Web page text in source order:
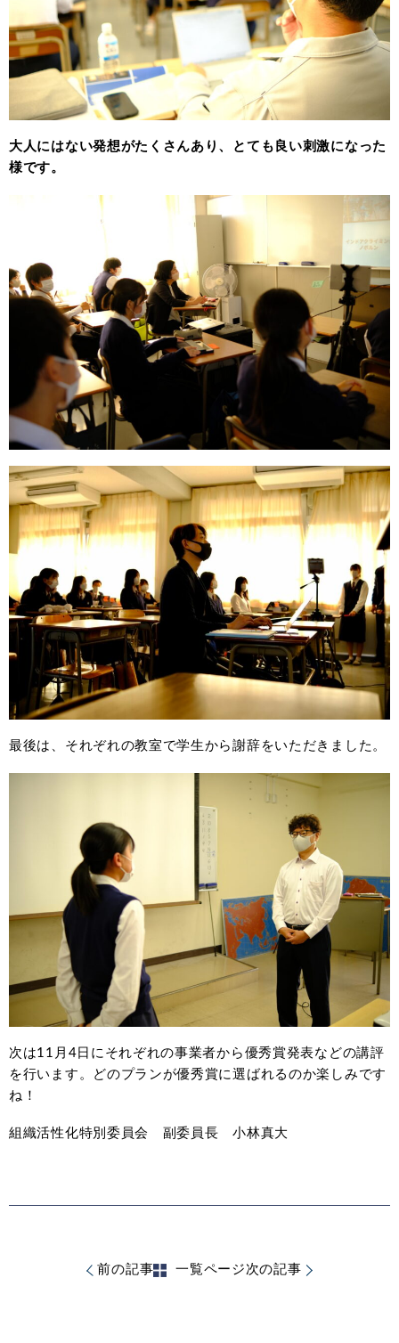
大人にはない発想がたくさんあり、とても良い刺激になった
様です。
最後は、それぞれの教室で学生から謝辞をいただきました。
次は11月4日にそれぞれの事業者から優秀賞発表などの講評
を行います。どのプランが優秀賞に選ばれるのか楽しみです
ね！
組織活性化特別委員会 副委員長 小林真大
前の記事 一覧ページ 次の記事